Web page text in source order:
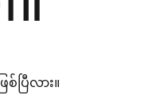
ပြီလား။